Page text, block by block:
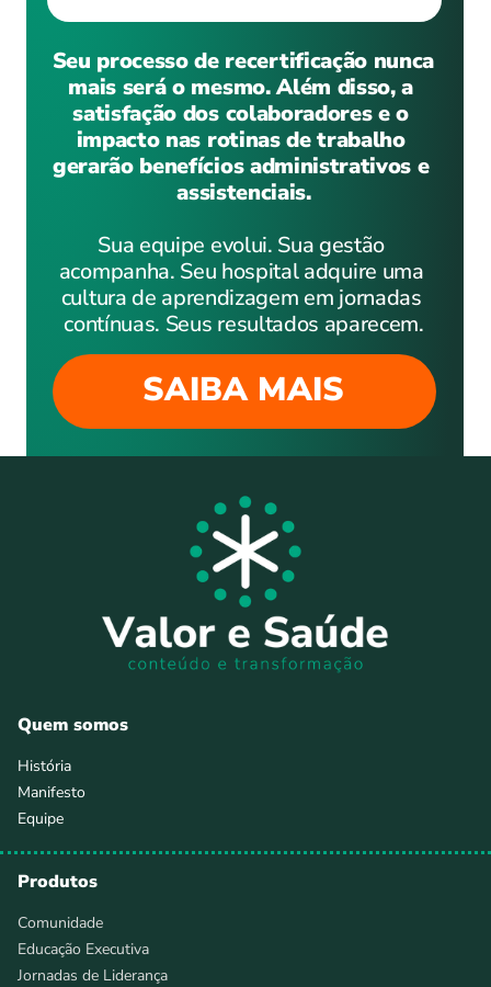
SAIBA MAIS
Seu processo de recertificação nunca
mais será o mesmo. Além disso, a
satisfação dos colaboradores e o
impacto nas rotinas de trabalho
gerarão benefícios administrativos e
assistenciais.
Sua equipe evolui. Sua gestão
acompanha. Seu hospital adquire uma
cultura de aprendizagem em jornadas
contínuas. Seus resultados aparecem.
Quem somos
História
Manifesto
Equipe
Produtos
Comunidade
Educação Executiva
Jornadas de Liderança